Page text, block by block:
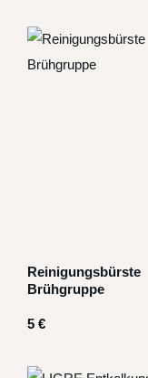
Reinigungsbürste
Brühgruppe
5 €